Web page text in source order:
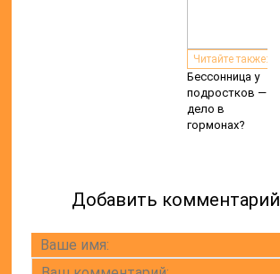
Читайте также:
Бессонница у
подростков —
дело в
гормонах?
Добавить комментарий